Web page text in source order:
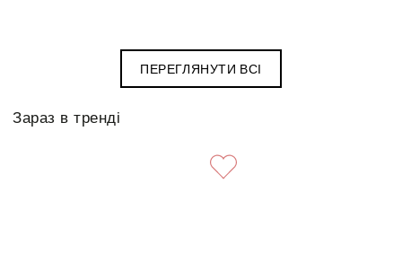
ПЕРЕГЛЯНУТИ ВСІ
Зараз в тренді